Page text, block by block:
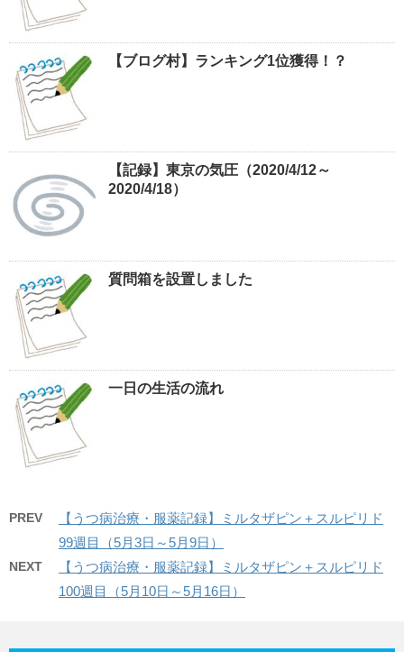
【ブログ村】ランキング1位獲得！？
【記録】東京の気圧（2020/4/12～
2020/4/18）
質問箱を設置しました
一日の生活の流れ
PREV
【うつ病治療・服薬記録】ミルタザピン＋スルピリド
99週目（5月3日～5月9日）
NEXT
【うつ病治療・服薬記録】ミルタザピン＋スルピリド
100週目（5月10日～5月16日）